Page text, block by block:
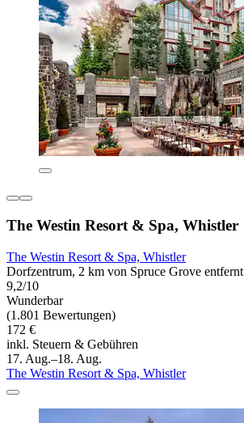
The Westin Resort & Spa, Whistler
The Westin Resort & Spa, Whistler
Dorfzentrum, 2 km von Spruce Grove entfernt
9,2/10
Wunderbar
(1.801 Bewertungen)
172 €
inkl. Steuern & Gebühren
17. Aug.–18. Aug.
The Westin Resort & Spa, Whistler